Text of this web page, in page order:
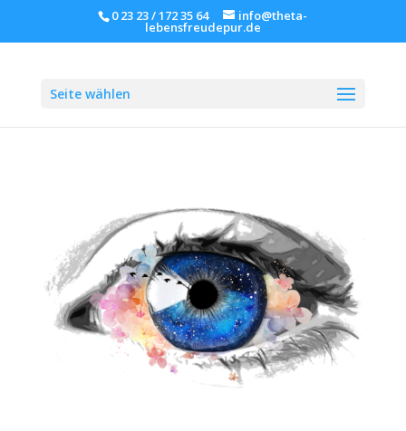
0 23 23 / 172 35 64 info@theta-
lebensfreudepur.de
Seite wählen